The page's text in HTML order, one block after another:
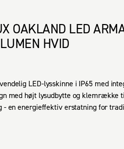
OAKLAND LED
HVID
LED-lysskinne i IP65 med
med højt lysudbytte og klemrække
- en energieffektiv erstatning for